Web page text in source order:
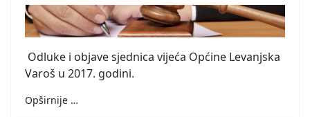
Odluke i objave sjednica vijeća Općine Levanjska
Varoš u 2017. godini.
Opširnije …